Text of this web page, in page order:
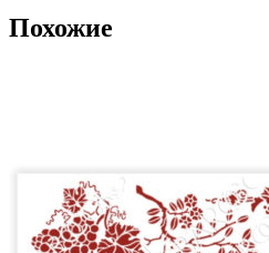
Похожие